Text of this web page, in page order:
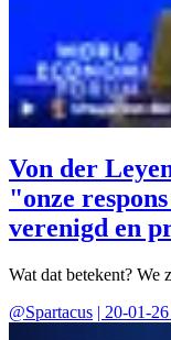
Von der
"onze
verenigd en
Wat dat betekent? We
@Spartacus | 20-01-